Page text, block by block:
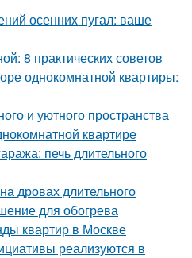
осенних пугал: ваше
8 практических советов
однокомнатной квартиры:
и уютного пространства
квартире
печь длительного
дровах длительного
для обогрева
квартир в Москве
реализуются в